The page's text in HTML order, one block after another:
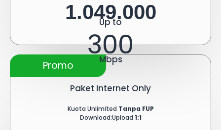
1.049.000
Promo
Up to
300
Mbps
Paket Internet Only
Kuota Unlimited Tanpa FUP
Download:Upload 1:1